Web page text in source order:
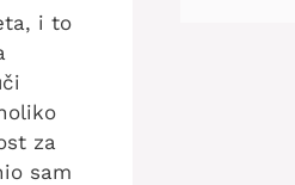
i to
za
sam